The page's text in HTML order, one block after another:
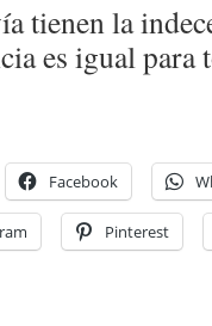
tienen la
es igual para
Facebook
Pinterest